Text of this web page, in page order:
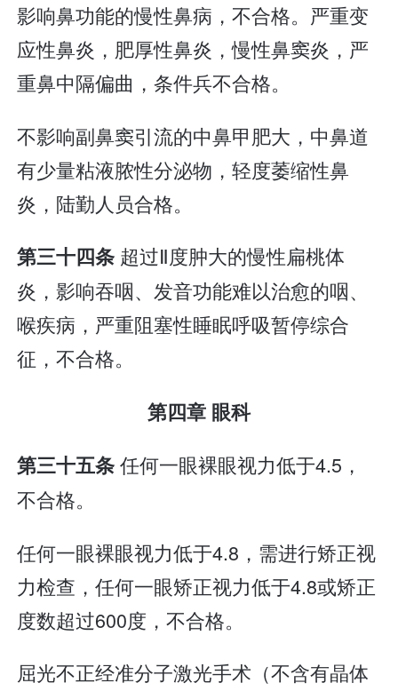
影响鼻功能的慢性鼻病，不合格。严重变
应性鼻炎，肥厚性鼻炎，慢性鼻窦炎，严
重鼻中隔偏曲，条件兵不合格。
不影响副鼻窦引流的中鼻甲肥大，中鼻道
有少量粘液脓性分泌物，轻度萎缩性鼻
炎，陆勤人员合格。
第三十四条 超过Ⅱ度肿大的慢性扁桃体
炎，影响吞咽、发音功能难以治愈的咽、
喉疾病，严重阻塞性睡眠呼吸暂停综合
征，不合格。
第四章 眼科
第三十五条任何一眼裸眼视力低于4.5，
不合格。
任何一眼裸眼视力低于4.8，需进行矫正视
力检查，任何一眼矫正视力低于4.8或矫正
度数超过600度，不合格。
屈光不正经准分子激光手术（不含有晶体